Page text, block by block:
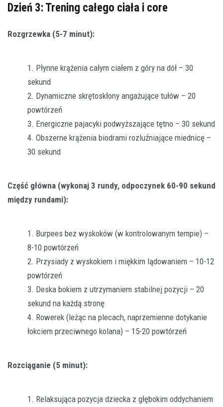
Dzień 3: Trening całego ciała i core
Rozgrzewka (5-7 minut):
Płynne krążenia całym ciałem z góry na dół – 30
sekund
Dynamiczne skrętoskłony angażujące tułów – 20
powtórzeń
Energiczne pajacyki podwyższające tętno – 30 sekund
Obszerne krążenia biodrami rozluźniające miednicę –
30 sekund
Część główna (wykonaj 3 rundy, odpoczynek 60-90 sekund
między rundami):
Burpees bez wyskoków (w kontrolowanym tempie) –
8-10 powtórzeń
Przysiady z wyskokiem i miękkim lądowaniem – 10-12
powtórzeń
Deska bokiem z utrzymaniem stabilnej pozycji – 20
sekund na każdą stronę
Rowerek (leżąc na plecach, naprzemienne dotykanie
łokciem przeciwnego kolana) – 15-20 powtórzeń
Rozciąganie (5 minut):
Relaksująca pozycja dziecka z głębokim oddychaniem